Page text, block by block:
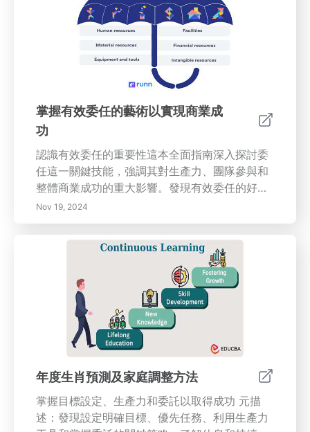
化。掌握選擇合適的生產力工具的見解，以適應
您的特定需求和目標，確保您在任何工作環境中
掌握有效委任的藝術以實現商業成
功
認識有效委任的重要性這本全面指南深入探討委
任這一關鍵技能，強調其對生產力、團隊參與和
整體商業成功的重大影響。發現有效委任的好
處，包括培養員工的所有權感和提升他們的信
心。學習如何識別適合委任的任務，為每項任務
選擇合適的團隊成員，並清楚地傳達期望。探索
克服委任障礙的策略，以及監控進展和提供建設
性反饋以提升團隊表現的重要性。本文還強調反
思在委任過程中的必要性，以及如何實施所學的
教訓以促進持續改進。為自己裝備基本的委任策
略，以推動您組織中的效率和協作成功。
Nov 19, 2024
年度生肖預測及家庭調整方法
掌握目標設定、生產力和委託以取得成功 元描
述：發現設定明確目標、優先任務、利用生產力